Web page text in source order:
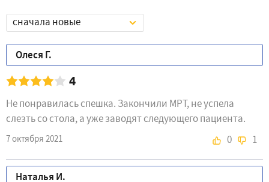
сначала новые
Олеся Г.
4
Не понравилась спешка. Закончили МРТ, не успела
слезть со стола, а уже заводят следующего пациента.
7 октября 2021 0 1
Наталья И.